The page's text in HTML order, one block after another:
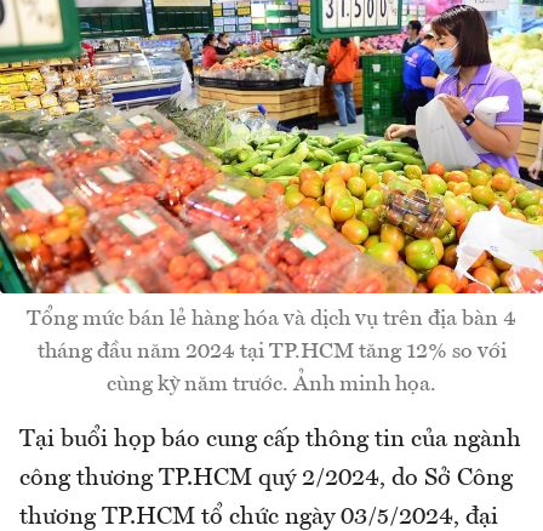
Tổng mức bán lẻ hàng hóa và dịch vụ trên địa bàn 4
tháng đầu năm 2024 tại TP.HCM tăng 12% so với
cùng kỳ năm trước. Ảnh minh họa.
Tại buổi họp báo cung cấp thông tin của ngành
công thương TP.HCM quý 2/2024, do Sở Công
thương TP.HCM tổ chức ngày 03/5/2024, đại